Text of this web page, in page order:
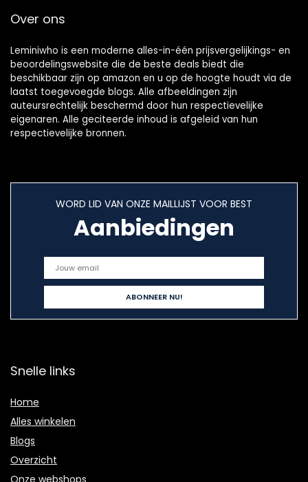
Over ons
Leminiwho is een moderne alles-in-één prijsvergelijkings- en
beoordelingswebsite die de beste deals biedt die
beschikbaar zijn op amazon en u op de hoogte houdt via de
laatst toegevoegde blogs. Alle afbeeldingen zijn
auteursrechtelijk beschermd door hun respectievelijke
eigenaren. Alle geciteerde inhoud is afgeleid van hun
respectievelijke bronnen.
WORD LID VAN ONZE MAILLIJST VOOR BEST
Aanbiedingen
Snelle links
Home
Alles winkelen
Blogs
Overzicht